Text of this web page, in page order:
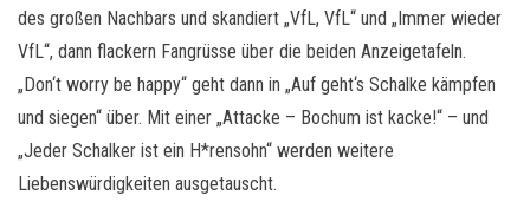
des großen Nachbars und skandiert „VfL, VfL“ und „Immer wieder
VfL“, dann flackern Fangrüsse über die beiden Anzeigetafeln.
„Don‘t worry be happy“ geht dann in „Auf geht‘s Schalke kämpfen
und siegen“ über. Mit einer „Attacke – Bochum ist kacke!“ – und
„Jeder Schalker ist ein H*rensohn“ werden weitere
Liebenswürdigkeiten ausgetauscht.